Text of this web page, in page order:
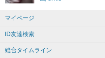
マイページ
ID友達検索
総合タイムライン